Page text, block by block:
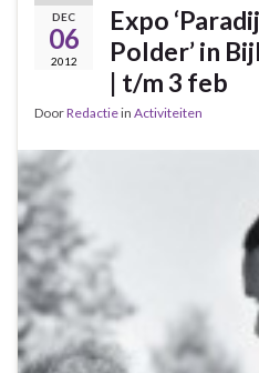
DEC
06
2012
Expo
Polder’ in
| t/m 3 feb
DoorRedactiein Activiteiten